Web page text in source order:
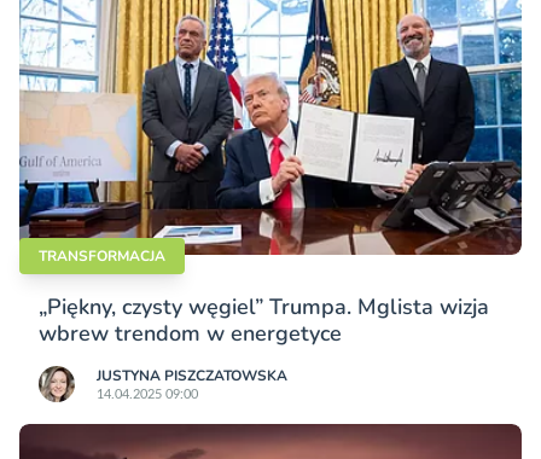
TRANSFORMACJA
„Piękny, czysty węgiel” Trumpa. Mglista wizja
wbrew trendom w energetyce
JUSTYNA PISZCZATOWSKA
14.04.2025 09:00